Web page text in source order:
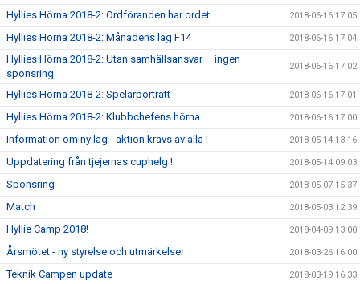
Hyllies Hörna 2018-2: Ordföranden har ordet 2018-06-16 17:05
Hyllies Hörna 2018-2: Månadens lag F14 2018-06-16 17:04
Hyllies Hörna 2018-2: Utan samhällsansvar – ingen
sponsring
2018-06-16 17:02
Hyllies Hörna 2018-2: Spelarporträtt 2018-06-16 17:01
Hyllies Hörna 2018-2: Klubbchefens hörna 2018-06-16 17:00
Information om ny lag - aktion krävs av alla ! 2018-05-14 13:16
Uppdatering från tjejernas cuphelg ! 2018-05-14 09:03
Sponsring 2018-05-07 15:37
Match 2018-05-03 12:39
Hyllie Camp 2018! 2018-04-09 13:00
Årsmötet - ny styrelse och utmärkelser 2018-03-26 16:00
Teknik Campen update 2018-03-19 16:33